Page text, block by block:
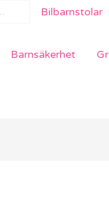
Bilbarnstolar
Barnsäkerhet